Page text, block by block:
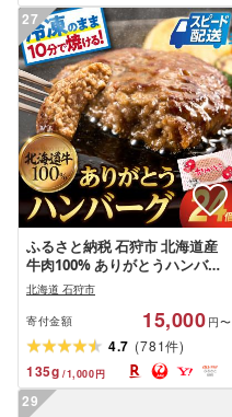
27
ふるさと納税 石狩市 北海道産
牛肉100% ありがとうハンバー
グ 24個 解凍せずにすぐ焼ける!
北海道 石狩市
寄付金額 15,000 円〜
4.7 (781件)
135g /1,000円
29